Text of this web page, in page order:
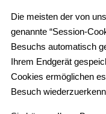
Die meisten der von
genannte “Session-
Besuchs automatisch
Ihrem Endgerät
Cookies ermöglichen
Besuch